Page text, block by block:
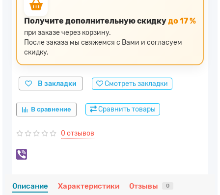
Получите дополнительную скидкудо 17 %
при заказе через корзину.
После заказа мы свяжемся с Вами и согласуем
скидку.
В закладки Смотреть закладки
В сравнение Сравнить товары
0 отзывов
Описание Характеристики Отзывы 0